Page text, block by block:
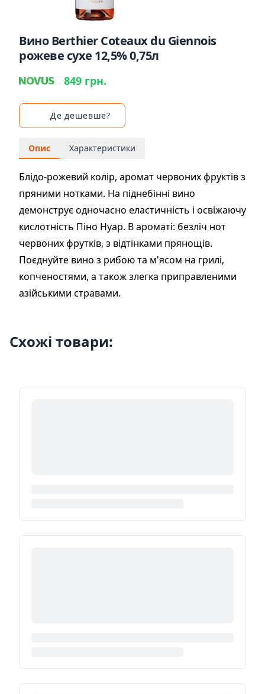
Вино Berthier Coteaux du Giennois
рожеве сухе 12,5% 0,75л
849 грн.
Де дешевше?
Опис Характеристики
Блідо-рожевий колір, аромат червоних фруктів з
пряними нотками. На піднебінні вино
демонструє одночасно еластичність і освіжаючу
кислотність Піно Нуар. В ароматі: безліч нот
червоних фрутків, з відтінками прянощів.
Поєднуйте вино з рибою та м'ясом на грилі,
копченостями, а також злегка приправленими
азійськими стравами.
Схожі товари: